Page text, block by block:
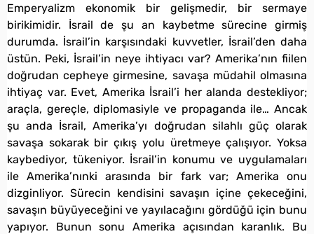
Emperyalizm ekonomik bir gelişmedir, bir sermaye
birikimidir. İsrail de şu an kaybetme sürecine girmiş
durumda. İsrail’in karşısındaki kuvvetler, İsrail’den daha
üstün. Peki, İsrail’in neye ihtiyacı var? Amerika’nın fiilen
doğrudan cepheye girmesine, savaşa müdahil olmasına
ihtiyaç var. Evet, Amerika İsrail’i her alanda destekliyor;
araçla, gereçle, diplomasiyle ve propaganda ile… Ancak
şu anda İsrail, Amerika’yı doğrudan silahlı güç olarak
savaşa sokarak bir çıkış yolu üretmeye çalışıyor. Yoksa
kaybediyor, tükeniyor. İsrail’in konumu ve uygulamaları
ile Amerika’nınki arasında bir fark var; Amerika onu
dizginliyor. Sürecin kendisini savaşın içine çekeceğini,
savaşın büyüyeceğini ve yayılacağını gördüğü için bunu
yapıyor. Bunun sonu Amerika açısından karanlık. Bu